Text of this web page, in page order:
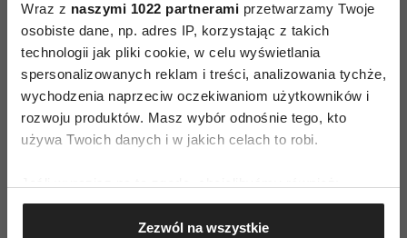
Wraz z naszymi 1022 partnerami przetwarzamy Twoje
osobiste dane, np. adres IP, korzystając z takich
technologii jak pliki cookie, w celu wyświetlania
spersonalizowanych reklam i treści, analizowania tychże,
wychodzenia naprzeciw oczekiwaniom użytkowników i
rozwoju produktów. Masz wybór odnośnie tego, kto
używa Twoich danych i w jakich celach to robi.
Gromadzić dane dotyczące Twojej lokalizacji
geograficznej z dokładnością nawet do kilku metrów
Zezwól na wszystkie
historyczne.